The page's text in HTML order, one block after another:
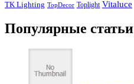
TK Lighting TopDecor Toplight Vitaluce
Популярные статьи